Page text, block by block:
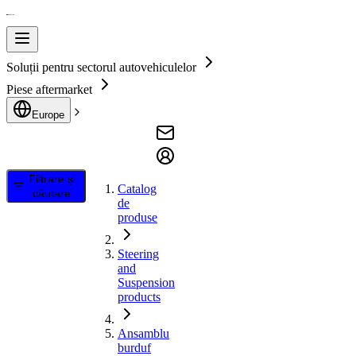
Soluții pentru sectorul autovehiculelor
Piese aftermarket
Europe
Filtrare și
căutare
Catalog
de
produse
Steering
and
Suspension
products
Ansamblu
burduf